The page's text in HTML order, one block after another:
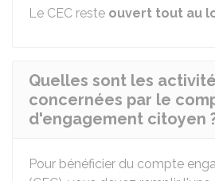
Le CEC reste ouvert tout au
Quelles sont les
concernées par le
d'engagement citoyen
Pour bénéficier du compte